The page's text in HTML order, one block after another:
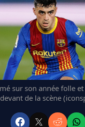
sur son année folle
de la scène